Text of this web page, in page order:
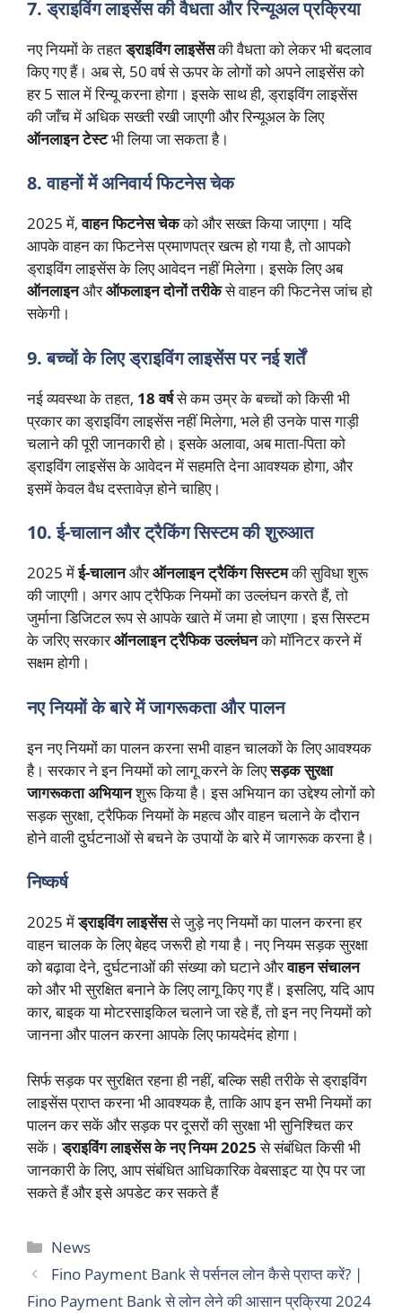
7. ड्राइविंग लाइसेंस की वैधता और रिन्यूअल प्रक्रिया
नए नियमों के तहतड्राइविंग लाइसेंसकी वैधता को लेकर भी बदलाव
किए गए हैं। अब से, 50 वर्ष से ऊपर के लोगों को अपने लाइसेंस को
हर 5 साल में रिन्यू करना होगा। इसके साथ ही, ड्राइविंग लाइसेंस
की जाँच में अधिक सख्ती रखी जाएगी और रिन्यूअल के लिए
ऑनलाइन टेस्टभी लिया जा सकता है।
8. वाहनों में अनिवार्य फिटनेस चेक
2025 में,वाहन फिटनेस चेकको और सख्त किया जाएगा। यदि
आपके वाहन का फिटनेस प्रमाणपत्र खत्म हो गया है, तो आपको
ड्राइविंग लाइसेंस के लिए आवेदन नहीं मिलेगा। इसके लिए अब
ऑनलाइनऔरऑफलाइन दोनों तरीकेसे वाहन की फिटनेस जांच हो
सकेगी।
9. बच्चों के लिए ड्राइविंग लाइसेंस पर नई शर्तें
नई व्यवस्था के तहत, 18 वर्षसे कम उम्र के बच्चों को किसी भी
प्रकार का ड्राइविंग लाइसेंस नहीं मिलेगा, भले ही उनके पास गाड़ी
चलाने की पूरी जानकारी हो। इसके अलावा, अब माता-पिता को
ड्राइविंग लाइसेंस के आवेदन में सहमति देना आवश्यक होगा, और
इसमें केवल वैध दस्तावेज़ होने चाहिए।
10. ई-चालान और ट्रैकिंग सिस्टम की शुरुआत
2025 मेंई-चालानऔरऑनलाइन ट्रैकिंग सिस्टमकी सुविधा शुरू
की जाएगी। अगर आप ट्रैफिक नियमों का उल्लंघन करते हैं, तो
जुर्माना डिजिटल रूप से आपके खाते में जमा हो जाएगा। इस सिस्टम
के जरिए सरकारऑनलाइन ट्रैफिक उल्लंघनको मॉनिटर करने में
सक्षम होगी।
नए नियमों के बारे में जागरूकता और पालन
इन नए नियमों का पालन करना सभी वाहन चालकों के लिए आवश्यक
है। सरकार ने इन नियमों को लागू करने के लिएसड़क सुरक्षा
जागरूकता अभियानशुरू किया है। इस अभियान का उद्देश्य लोगों को
सड़क सुरक्षा, ट्रैफिक नियमों के महत्व और वाहन चलाने के दौरान
होने वाली दुर्घटनाओं से बचने के उपायों के बारे में जागरूक करना है।
निष्कर्ष
2025 मेंड्राइविंग लाइसेंससे जुड़े नए नियमों का पालन करना हर
वाहन चालक के लिए बेहद जरूरी हो गया है। नए नियम सड़क सुरक्षा
को बढ़ावा देने, दुर्घटनाओं की संख्या को घटाने औरवाहन संचालन
को और भी सुरक्षित बनाने के लिए लागू किए गए हैं। इसलिए, यदि आप
कार, बाइक या मोटरसाइकिल चलाने जा रहे हैं, तो इन नए नियमों को
जानना और पालन करना आपके लिए फायदेमंद होगा।
सिर्फ सड़क पर सुरक्षित रहना ही नहीं, बल्कि सही तरीके से ड्राइविंग
लाइसेंस प्राप्त करना भी आवश्यक है, ताकि आप इन सभी नियमों का
पालन कर सकें और सड़क पर दूसरों की सुरक्षा भी सुनिश्चित कर
सकें।ड्राइविंग लाइसेंस के नए नियम 2025से संबंधित किसी भी
जानकारी के लिए, आप संबंधित आधिकारिक वेबसाइट या ऐप पर जा
सकते हैं और इसे अपडेट कर सकते हैं
Categories
News
Fino Payment Bank से पर्सनल लोन कैसे प्राप्त करें? |
Fino Payment Bank से लोन लेने की आसान प्रक्रिया 2024